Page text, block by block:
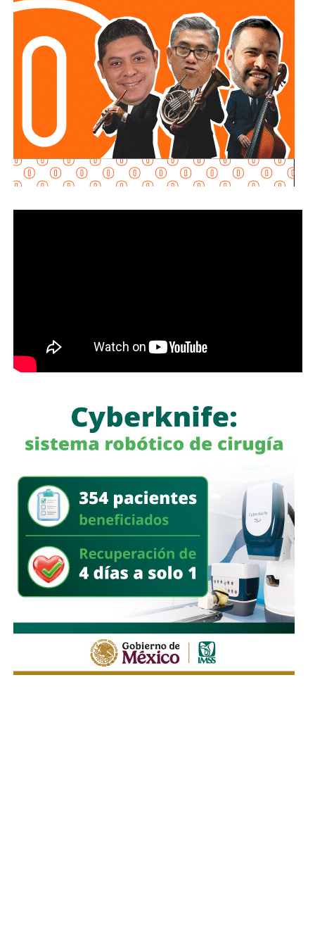
principales: e stablecer de manera objetiva
determinadas conductas evasivas del deudor
alimentario
y penalizar la coparticipación de terceras
personas que, con conocimiento de la obligación
existente, contribuyan a impedir su cumplimiento.
La diputada María Dolores Robles Chairez destacó que la
modificación busca brindar mayores herramientas jurídicas
para proteger el derecho de niñas, niños y demás
personas acreedoras alimentarias, evitando que
maniobras de carácter patrimonial sean utilizadas para
establecidas por la autoridad judicial.
durante periodos relacionados con procesos familiares y
la transferencia de bienes a familiares o personas de
confianza que actúan como titulares aparentes.
Con esta iniciativa se busca establecer que comete el
delito de incumplimiento de las obligaciones de
asistencia familiar quien se coloque intencionalmente en
estado de insolvencia con el propósito de eludir el
cumplimiento de las obligaciones alimentarias
establecidas por la ley.
La legislación establecerá que, salvo prueba en contrario,
se presumirá dicha intención cuando el deudor, sin causa